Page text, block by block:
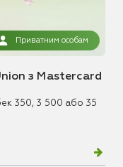
Приватним особам
з Mastercard
350, 3 500 або 35